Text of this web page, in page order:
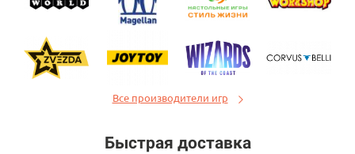
Все производители игр
Быстрая доставка